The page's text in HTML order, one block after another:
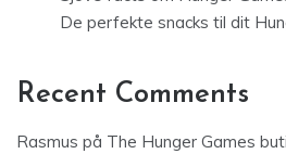
De perfekte snacks til dit
Recent Comments
Rasmus på The Hunger Games